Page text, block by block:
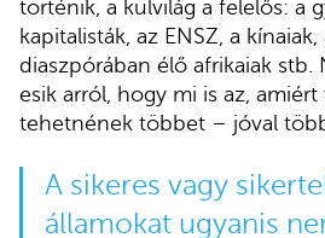
történik, a külvilág a felelős: a
kapitalisták, az ENSZ, a
diaszpórában élő afrikaiak stb.
esik arról, hogy mi is az,
tehetnének többet – jóval
A sikeres vagy
államokat ugyanis